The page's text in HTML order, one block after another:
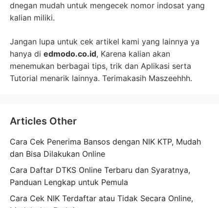
dnegan mudah untuk mengecek nomor indosat yang
kalian miliki.
Jangan lupa untuk cek artikel kami yang lainnya ya
hanya di edmodo.co.id, Karena kalian akan
menemukan berbagai tips, trik dan Aplikasi serta
Tutorial menarik lainnya. Terimakasih Maszeehhh.
Articles Other
Cara Cek Penerima Bansos dengan NIK KTP, Mudah
dan Bisa Dilakukan Online
Cara Daftar DTKS Online Terbaru dan Syaratnya,
Panduan Lengkap untuk Pemula
Cara Cek NIK Terdaftar atau Tidak Secara Online,